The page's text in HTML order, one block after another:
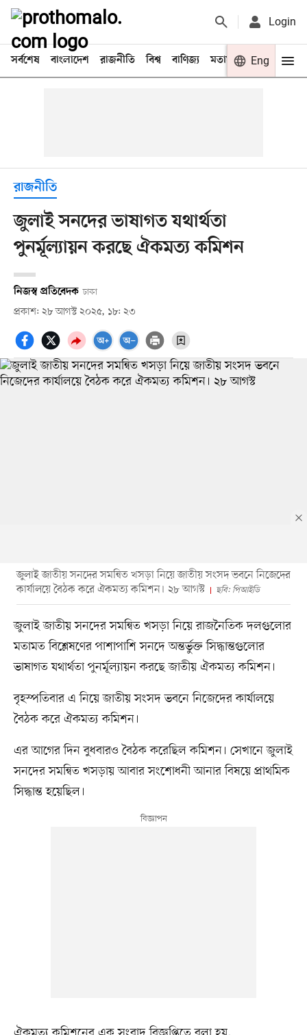
Login
সর্বশেষ বাংলাদেশ রাজনীতি বিশ্ব বাণিজ্য মতামত খেলা
Eng
রাজনীতি
জুলাই সনদের ভাষাগত যথার্থতা
পুনর্মূল্যায়ন করছে ঐকমত্য কমিশন
নিজস্ব প্রতিবেদক ঢাকা
প্রকাশ: ২৮ আগস্ট ২০২৫, ১৮: ২৩
জুলাই জাতীয় সনদের সমন্বিত খসড়া নিয়ে জাতীয় সংসদ ভবনে নিজেদের
কার্যালয়ে বৈঠক করে ঐকমত্য কমিশন। ২৮ আগস্ট
ছবি: পিআইডি
জুলাই জাতীয় সনদের সমন্বিত খসড়া নিয়ে রাজনৈতিক দলগুলোর
মতামত বিশ্লেষণের পাশাপাশি সনদে অন্তর্ভুক্ত সিদ্ধান্তগুলোর
ভাষাগত যথার্থতা পুনর্মূল্যায়ন করছে জাতীয় ঐকমত্য কমিশন।
বৃহস্পতিবার এ নিয়ে জাতীয় সংসদ ভবনে নিজেদের কার্যালয়ে
বৈঠক করে ঐকমত্য কমিশন।
এর আগের দিন বুধবারও বৈঠক করেছিল কমিশন। সেখানে জুলাই
সনদের সমন্বিত খসড়ায় আবার সংশোধনী আনার বিষয়ে প্রাথমিক
সিদ্ধান্ত হয়েছিল।